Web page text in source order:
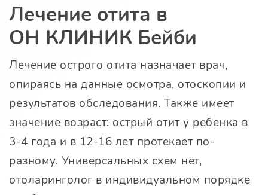
Лечение отита в
ОН КЛИНИК Бейби
Лечение острого отита назначает врач,
опираясь на данные осмотра, отоскопии и
результатов обследования. Также имеет
значение возраст: острый отит у ребенка в
3-4 года и в 12-16 лет протекает по-
разному. Универсальных схем нет,
отоларинголог в индивидуальном порядке